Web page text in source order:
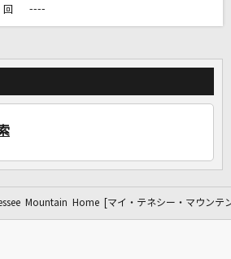
でカラオケ歌い放題！
友達と一緒に！練習にも！
回 ----
Mountain Home [マイ・テネシー・マウンテ